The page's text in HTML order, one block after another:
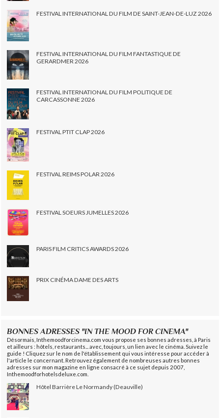
FESTIVAL INTERNATIONAL DU FILM DE SAINT-JEAN-DE-LUZ 2026
FESTIVAL INTERNATIONAL DU FILM FANTASTIQUE DE
GERARDMER 2026
FESTIVAL INTERNATIONAL DU FILM POLITIQUE DE
CARCASSONNE 2026
FESTIVAL PTIT CLAP 2026
FESTIVAL REIMS POLAR 2026
FESTIVAL SOEURS JUMELLES 2026
PARIS FILM CRITICS AWARDS 2026
PRIX CINÉMA DAME DES ARTS
BONNES ADRESSES "IN THE MOOD FOR CINEMA"
Désormais, Inthemoodforcinema.com vous propose ses bonnes adresses, à Paris
et ailleurs : hôtels, restaurants... avec, toujours, un lien avec le cinéma. Suivez le
guide ! Cliquez sur le nom de l'établissement qui vous intéresse pour accéder à
l'article le concernant. Retrouvez également de nombreuses autres bonnes
adresses sur mon magazine en ligne consacré à ce sujet depuis 2007,
Inthemoodforhotelsdeluxe.com.
Hôtel Barrière Le Normandy (Deauville)